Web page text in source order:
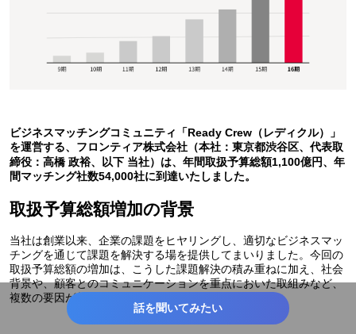
ビジネスマッチングコミュニティ「Ready Crew（レディクル）」
を運営する、フロンティア株式会社（本社：東京都渋谷区、代表取
締役：高橋 政裕、以下 当社）は、年間取扱予算総額1,100億円、年
間マッチング社数54,000社に到達いたしました。
取扱予算総額増加の背景
当社は創業以来、企業の課題をヒヤリングし、適切なビジネスマッ
チングを通じて課題を解決する場を提供してまいりました。今回の
取扱予算総額の増加は、こうした課題解決の積み重ねに加え、社会
背景や、顧客とのコミュニケーションを重点においた取組みなど、
複数の要因が相乗的に作用した結果と考えております。
話を聞いてみたい